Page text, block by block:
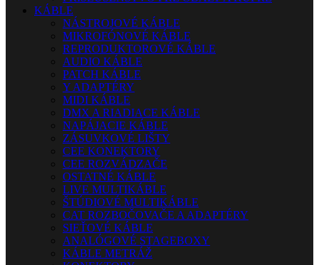
KÁBLE
NÁSTROJOVÉ KÁBLE
MIKROFÓNOVÉ KÁBLE
REPRODUKTOROVÉ KÁBLE
AUDIO KÁBLE
PATCH KÁBLE
Y ADAPTÉRY
MIDI KÁBLE
DMX A RIADIACE KÁBLE
NAPÁJACIE KÁBLE
ZÁSUVKOVÉ LIŠTY
CEE KONEKTORY
CEE ROZVÁDZAČE
OSTATNÉ KÁBLE
LIVE MULTIKÁBLE
ŠTÚDIOVÉ MULTIKÁBLE
CAT ROZBOČOVAČE A ADAPTÉRY
SIEŤOVÉ KÁBLE
ANALÓGOVÉ STAGEBOXY
KÁBLE METRÁŽ